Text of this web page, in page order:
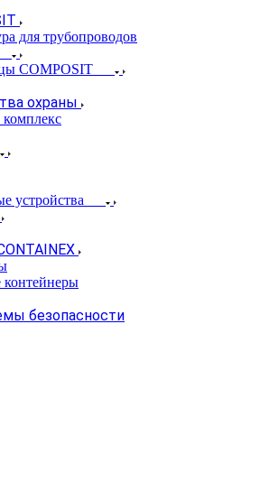
для трубопроводов
COMPOSIT
охраны
устройства
контейнеры
безопасности